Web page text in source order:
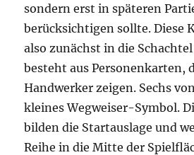
sondern erst in späteren
berücksichtigen sollte. Diese
also zunächst in die
besteht aus Personenkarten,
Handwerker zeigen. Sechs
kleines Wegweiser-Symbol.
bilden die Startauslage und
Reihe in die Mitte der